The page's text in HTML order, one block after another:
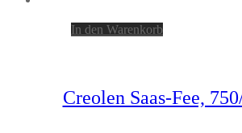
In den Warenkorb
Creolen Saas-Fee,